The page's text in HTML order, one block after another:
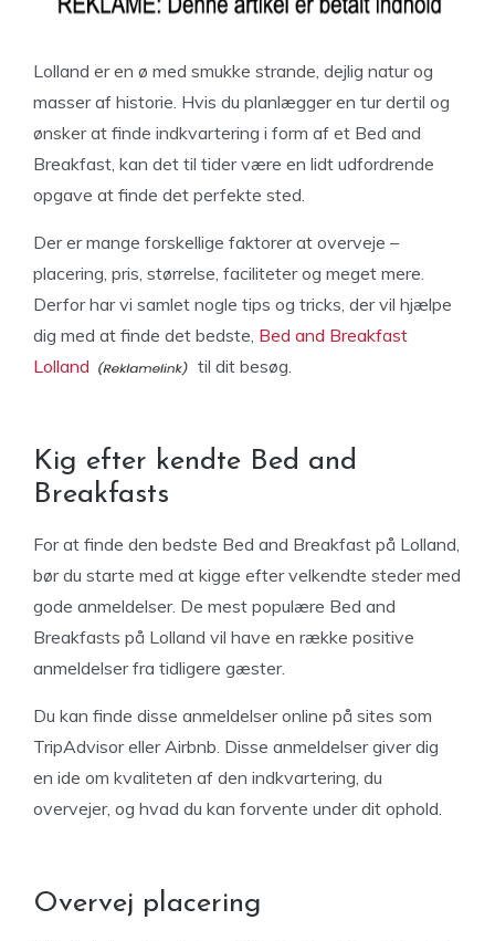
Lolland er en ø med smukke strande, dejlig natur og
masser af historie. Hvis du planlægger en tur dertil og
ønsker at finde indkvartering i form af et Bed and
Breakfast, kan det til tider være en lidt udfordrende
opgave at finde det perfekte sted.
Der er mange forskellige faktorer at overveje –
placering, pris, størrelse, faciliteter og meget mere.
Derfor har vi samlet nogle tips og tricks, der vil hjælpe
dig med at finde det bedste, Bed and Breakfast
Lolland
til dit besøg.
Kig efter kendte Bed and
Breakfasts
For at finde den bedste Bed and Breakfast på Lolland,
bør du starte med at kigge efter velkendte steder med
gode anmeldelser. De mest populære Bed and
Breakfasts på Lolland vil have en række positive
anmeldelser fra tidligere gæster.
Du kan finde disse anmeldelser online på sites som
TripAdvisor eller Airbnb. Disse anmeldelser giver dig
en ide om kvaliteten af ​​den indkvartering, du
overvejer, og hvad du kan forvente under dit ophold.
Overvej placering